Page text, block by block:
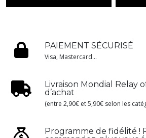
PAIEMENT SÉCURISÉ
Visa, Mastercard...
Livraison Mondial Relay
d’achat
(entre 2,90€ et 5,90€ selon les
Programme de fidélité !